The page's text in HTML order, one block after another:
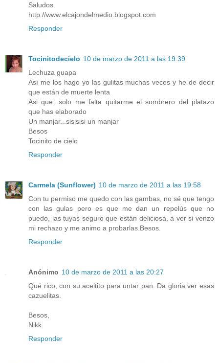
Saludos.
http://www.elcajondelmedio.blogspot.com
Responder
Tocinitodecielo 10 de marzo de 2011 a las 19:39
Lechuza guapa
Así me los hago yo las gulitas muchas veces y he de decir
que están de muerte lenta
Asi que...solo me falta quitarme el sombrero del platazo
que has elaborado
Un manjar...sisisisi un manjar
Besos
Tocinito de cielo
Responder
Carmela (Sunflower) 10 de marzo de 2011 a las 19:58
Con tu permiso me quedo con las gambas, no sé que tengo
con las gulas pero es que me dan un repelús que no
puedo, las tuyas seguro que están deliciosa, a ver si venzo
mi rechazo y me animo a probarlas.Besos.
Responder
Anónimo 10 de marzo de 2011 a las 20:27
Qué rico, con su aceitito para untar pan. Da gloria ver esas
cazuelitas.
Besos,
Nikk
Responder